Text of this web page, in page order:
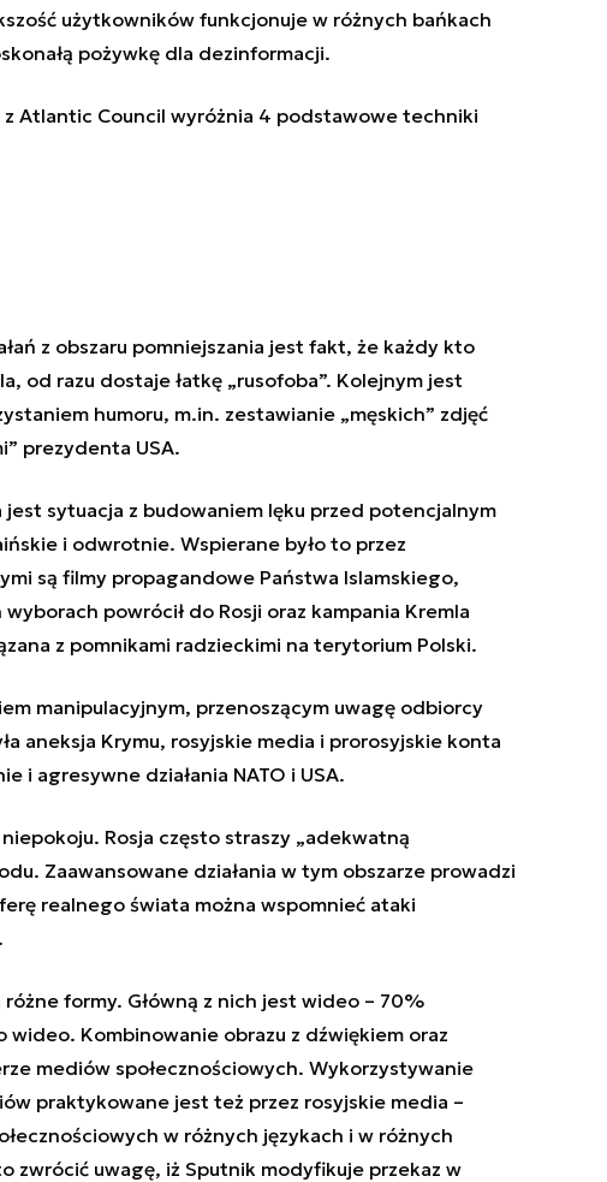
użytkowników funkcjonuje w różnych bańkach
pożywkę dla dezinformacji.
Atlantic Council wyróżnia 4 podstawowe techniki
z obszaru pomniejszania jest fakt, że każdy kto
od razu dostaje łatkę „rusofoba”. Kolejnym jest
humoru, m.in. zestawianie „męskich” zdjęć
prezydenta USA.
jest sytuacja z budowaniem lęku przed potencjalnym
i odwrotnie. Wspierane było to przez
są filmy propagandowe Państwa Islamskiego,
powrócił do Rosji oraz kampania Kremla
z pomnikami radzieckimi na terytorium Polski.
manipulacyjnym, przenoszącym uwagę odbiorcy
aneksja Krymu, rosyjskie media i prorosyjskie konta
i agresywne działania NATO i USA.
Rosja często straszy „adekwatną
Zaawansowane działania w tym obszarze prowadzi
realnego świata można wspomnieć ataki
formy. Główną z nich jest wideo – 70%
Kombinowanie obrazu z dźwiękiem oraz
mediów społecznościowych. Wykorzystywanie
praktykowane jest też przez rosyjskie media –
w różnych językach i w różnych
zwrócić uwagę, iż Sputnik modyfikuje przekaz w